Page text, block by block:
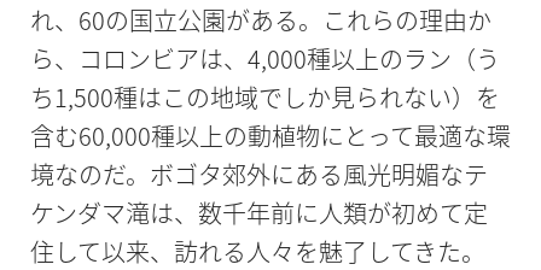
れ、60の国立公園がある。これらの理由か
ら、コロンビアは、4,000種以上のラン（う
ち1,500種はこの地域でしか見られない）を
含む60,000種以上の動植物にとって最適な環
境なのだ。ボゴタ郊外にある風光明媚なテ
ケンダマ滝は、数千年前に人類が初めて定
住して以来、訪れる人々を魅了してきた。